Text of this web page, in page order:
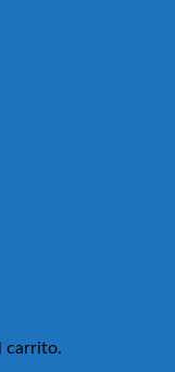
carrito.